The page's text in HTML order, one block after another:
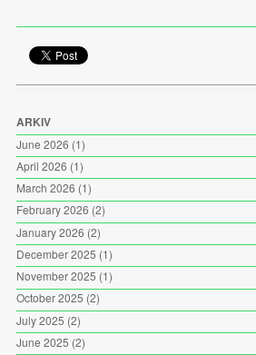
ARKIV
June 2026 (1)
April 2026 (1)
March 2026 (1)
February 2026 (2)
January 2026 (2)
December 2025 (1)
November 2025 (1)
October 2025 (2)
July 2025 (2)
June 2025 (2)